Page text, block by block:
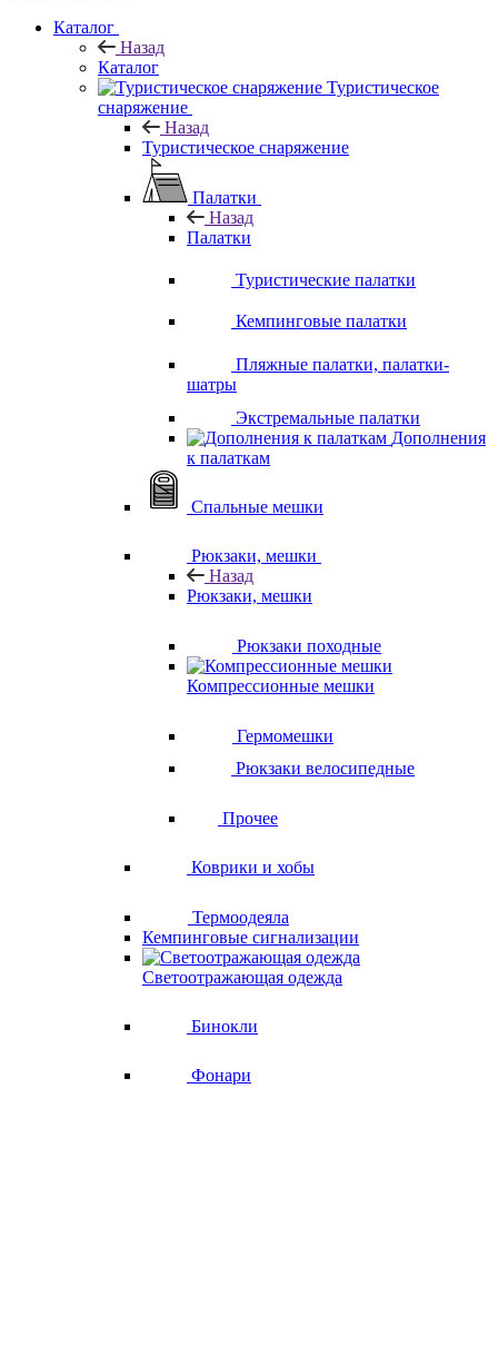
Каталог
Назад
Каталог
Туристическое
снаряжение
Назад
Туристическое снаряжение
Палатки
Назад
Палатки
Туристические палатки
Кемпинговые палатки
Пляжные палатки, палатки-
шатры
Экстремальные палатки
Дополнения
к палаткам
Спальные мешки
Рюкзаки, мешки
Назад
Рюкзаки, мешки
Рюкзаки походные
Компрессионные мешки
Гермомешки
Рюкзаки велосипедные
Прочее
Коврики и хобы
Термоодеяла
Кемпинговые сигнализации
Светоотражающая одежда
Бинокли
Фонари